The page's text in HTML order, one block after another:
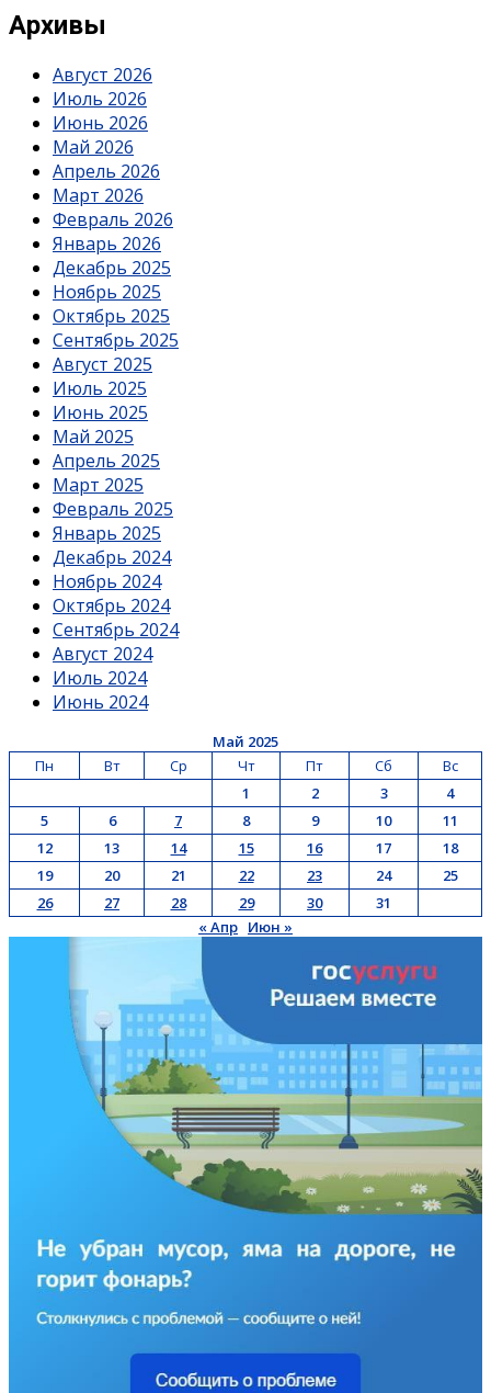
Архивы
Август 2026
Июль 2026
Июнь 2026
Май 2026
Апрель 2026
Март 2026
Февраль 2026
Январь 2026
Декабрь 2025
Ноябрь 2025
Октябрь 2025
Сентябрь 2025
Август 2025
Июль 2025
Июнь 2025
Май 2025
Апрель 2025
Март 2025
Февраль 2025
Январь 2025
Декабрь 2024
Ноябрь 2024
Октябрь 2024
Сентябрь 2024
Август 2024
Июль 2024
Июнь 2024
Май 2025
Пн
Вт Ср Чт Пт Сб
Вс
1
2 3
4
5
6 7 8 9 10
11
12
13 14 15 16 17
18
19
20 21 22 23 24
25
26
27 28 29 30
31
« Апр Июн »